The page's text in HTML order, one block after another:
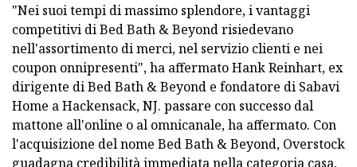
"Nei suoi tempi di massimo splendore, i vantaggi
competitivi di Bed Bath & Beyond risiedevano
nell'assortimento di merci, nel servizio clienti e nei
coupon onnipresenti", ha affermato Hank Reinhart, ex
dirigente di Bed Bath & Beyond e fondatore di Sabavi
Home a Hackensack, NJ. passare con successo dal
mattone all'online o al omnicanale, ha affermato. Con
l'acquisizione del nome Bed Bath & Beyond, Overstock
guadagna credibilità immediata nella categoria casa,